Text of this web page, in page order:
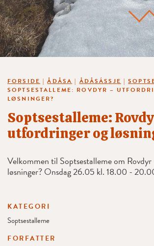
FORSIDE |ÅDÅSA | ÅDÅSÁSSJE |
SOPTSESTALLEME: ROVDYR –
LØSNINGER?
Soptsestalleme:
utfordringer og
Velkommen til Soptsestalleme om
løsninger? Onsdag 26.05 kl. 18.00 -
KATEGORI
Soptsestalleme
FORFATTER